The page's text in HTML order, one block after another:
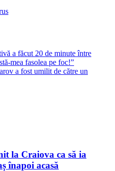
a făcut 20 de minute între
mea fasolea pe foc!”
a fost umilit de către un
la Craiova ca să ia
înapoi acasă